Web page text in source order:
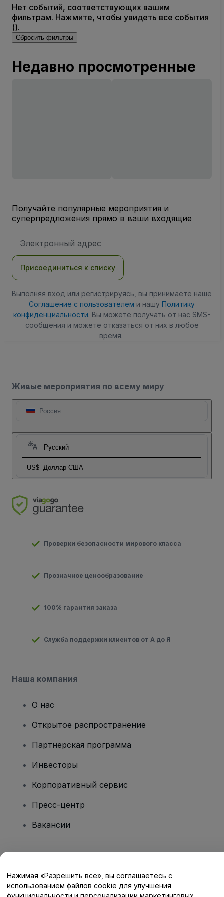
Нет событий, соответствующих вашим
фильтрам. Нажмите, чтобы увидеть все события
().
Сбросить фильтры
Недавно просмотренные
Получайте популярные мероприятия и
суперпредложения прямо в ваши входящие
электронной
Присоединиться к списку
Выполняя вход или регистрируясь, вы принимаете наше
Соглашение с пользователем и нашу Политику
конфиденциальности. Вы можете получать от нас SMS-
сообщения и можете отказаться от них в любое
время.
Живые мероприятия по всему миру
Россия
Русский
US$ Доллар США
Проверки безопасности мирового класса
Прозначное ценообразование
100% гарантия заказа
Служба поддержки клиентов от А до Я
Наша компания
О нас
Открытое распространение
Партнерская программа
Инвесторы
Корпоративный сервис
Пресс-центр
Вакансии
Центр помощи / Свяжитесь с нами
Нажимая «Разрешить все», вы соглашаетесь с
использованием файлов cookie для улучшения